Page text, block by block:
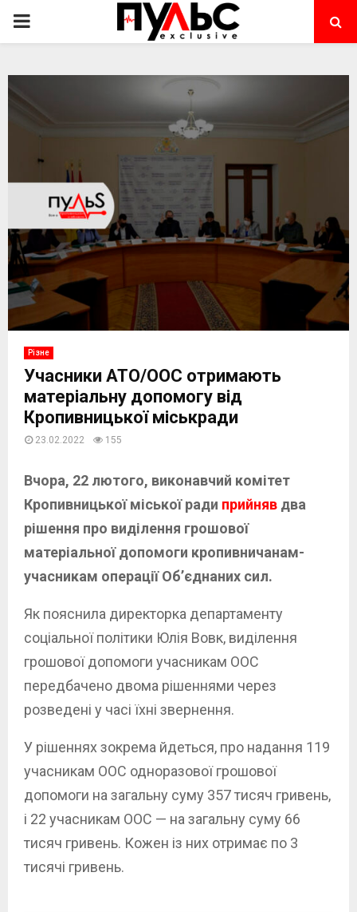
PRIMARY
Різне
Учасники АТО/ООС отримають
матеріальну допомогу від
Кропивницької міськради
23.02.2022 155
Вчора, 22 лютого, виконавчий комітет
Кропивницької міської ради прийняв два
рішення про виділення грошової
матеріальної допомоги кропивничанам-
учасникам операції Об’єднаних сил.
Як пояснила директорка департаменту
соціальної політики Юлія Вовк, виділення
грошової допомоги учасникам ООС
передбачено двома рішеннями через
розведені у часі їхні звернення.
У рішеннях зокрема йдеться, про надання 119
учасникам ООС одноразової грошової
допомоги на загальну суму 357 тисяч гривень,
і 22 учасникам ООС — на загальну суму 66
тисяч гривень. Кожен із них отримає по 3
тисячі гривень.